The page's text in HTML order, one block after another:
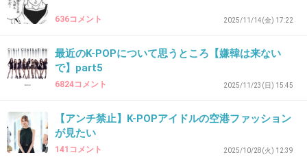
636コメント 2025/11/14(金) 17:22
最近のK-POPについて思うところ【嫌韓は来ない
で】part5
6824コメント 2025/11/23(日) 15:45
【アンチ禁止】K-POPアイドルの空港ファッション
が見たい
141コメント 2025/10/28(火) 12:39